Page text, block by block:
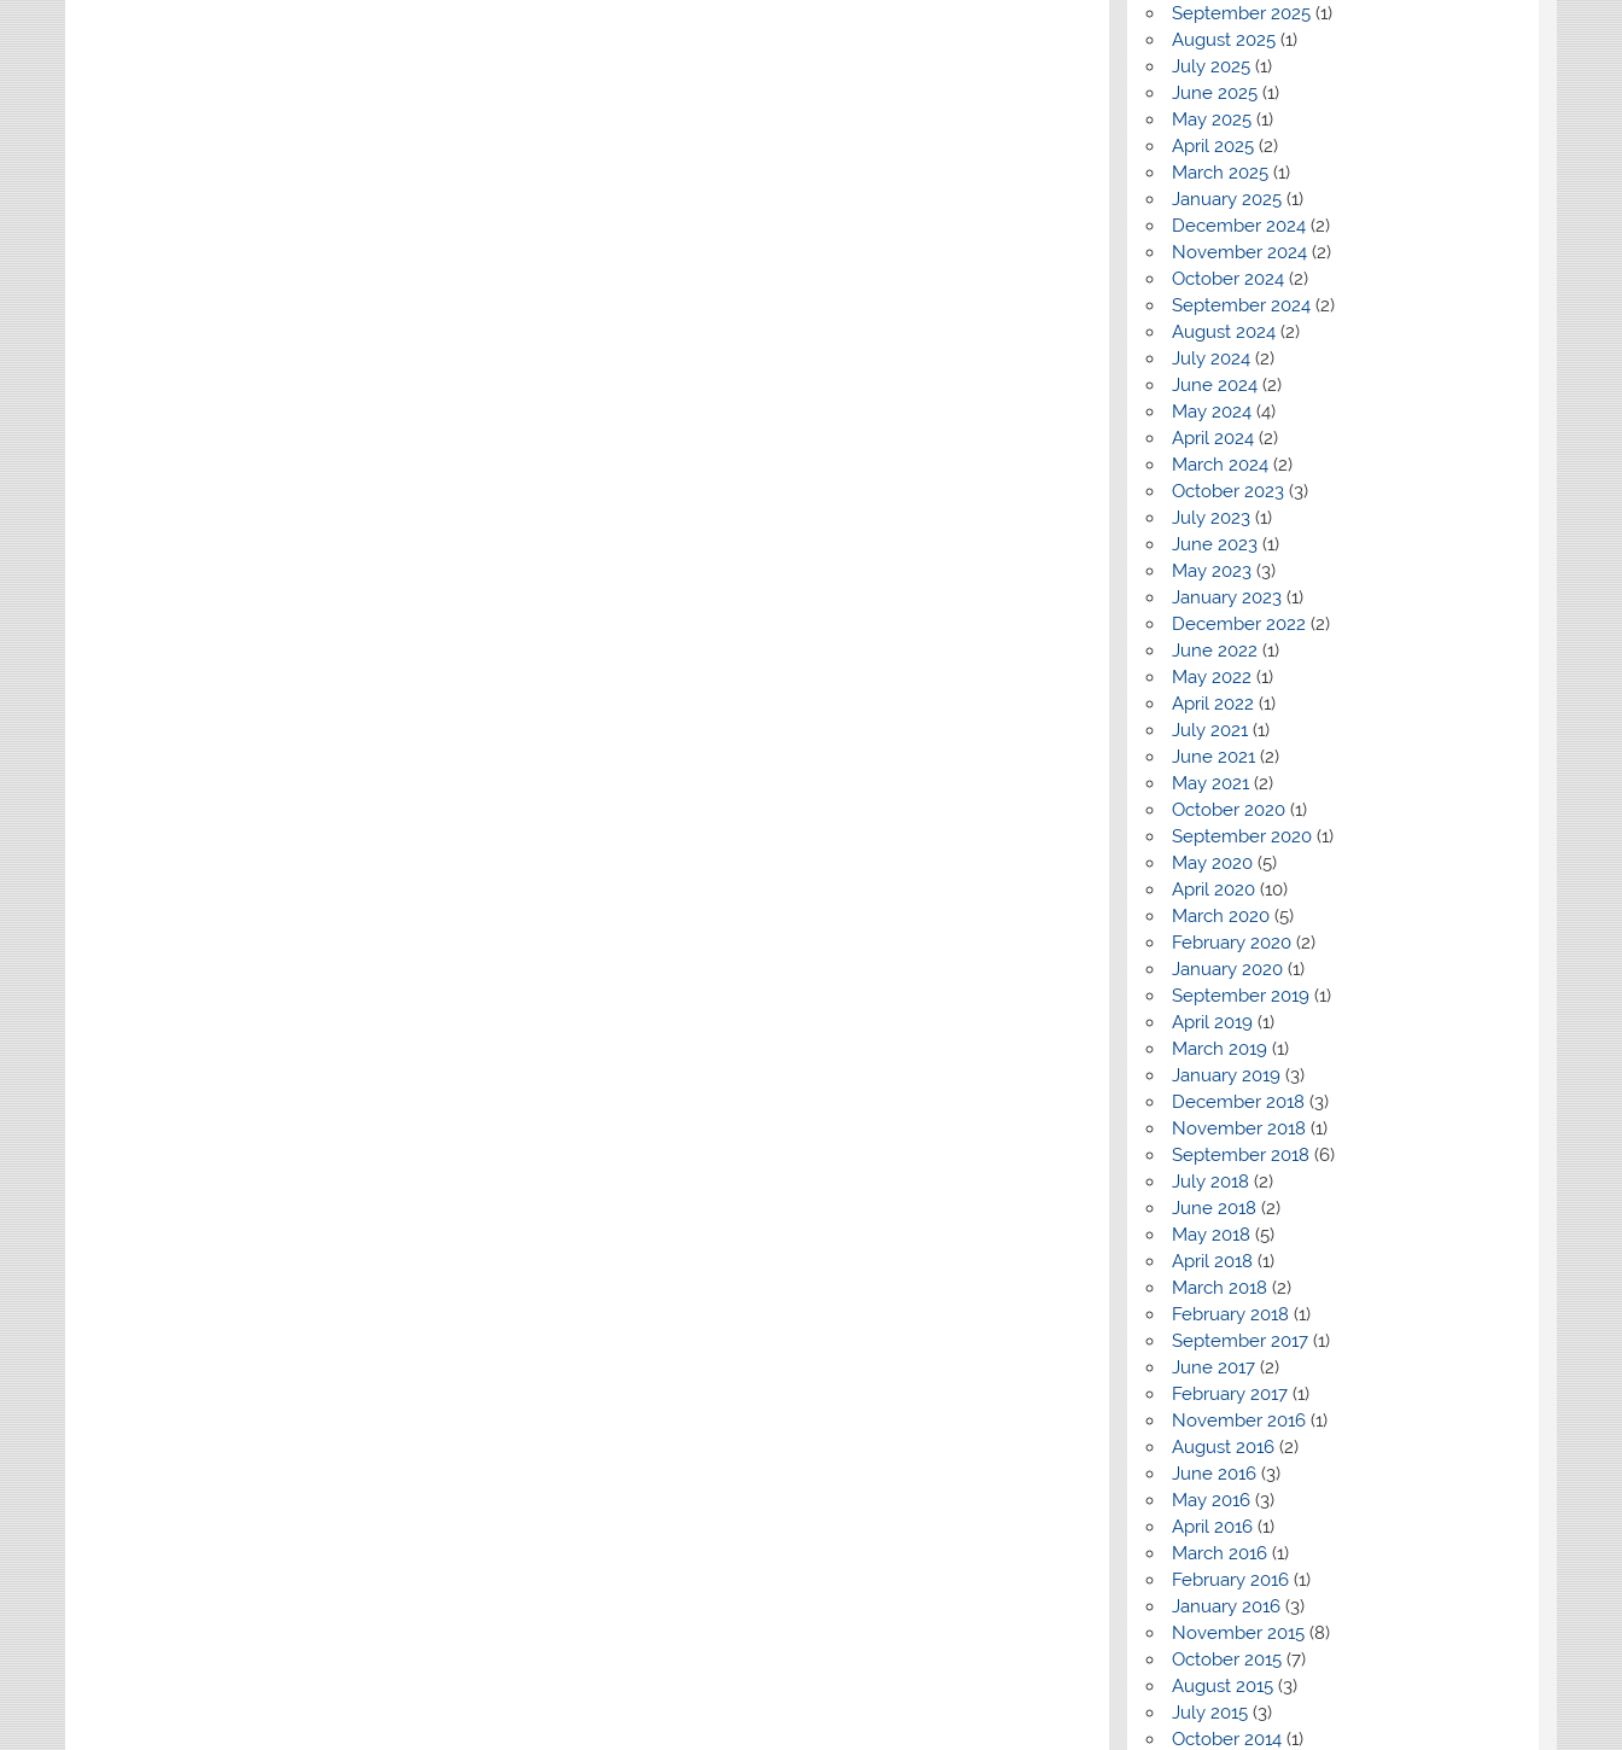
September 2025(1)
August 2025(1)
July 2025(1)
June 2025(1)
May 2025(1)
April 2025(2)
March 2025(1)
January 2025(1)
December 2024(2)
November 2024(2)
October 2024(2)
September 2024(2)
August 2024(2)
July 2024(2)
June 2024(2)
May 2024(4)
April 2024(2)
March 2024(2)
October 2023(3)
July 2023(1)
June 2023(1)
May 2023(3)
January 2023(1)
December 2022 (2)
June 2022 (1)
May 2022 (1)
April 2022 (1)
July 2021(1)
June 2021(2)
May 2021(2)
October 2020(1)
September 2020(1)
May 2020(5)
April 2020(10)
March 2020(5)
February 2020(2)
January 2020(1)
September 2019(1)
April 2019(1)
March 2019(1)
January 2019(3)
December 2018 (3)
November 2018 (1)
September 2018 (6)
July 2018 (2)
June 2018 (2)
May 2018 (5)
April 2018 (1)
March 2018 (2)
February 2018 (1)
September 2017(1)
June 2017(2)
February 2017(1)
November 2016(1)
August 2016(2)
June 2016(3)
May 2016(3)
April 2016(1)
March 2016(1)
February 2016(1)
January 2016(3)
November 2015(8)
October 2015(7)
August 2015(3)
July 2015(3)
October 2014(1)